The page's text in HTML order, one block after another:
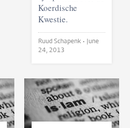
Koerdische
Kwestie.
Ruud Schapenk • June
24, 2013